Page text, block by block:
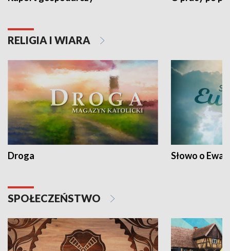
RELIGIA I WIARA
Droga Słowo o
SPOŁECZEŃSTWO